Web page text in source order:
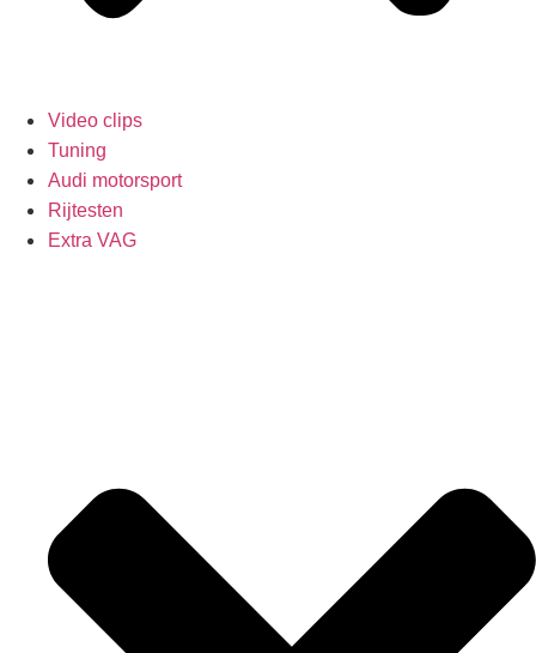
Video clips
Tuning
Audi motorsport
Rijtesten
Extra VAG